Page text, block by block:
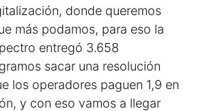
donde queremos
más podamos, para eso la
entregó 3.658
sacar una resolución
los operadores paguen 1,9 en
y con eso vamos a llegar